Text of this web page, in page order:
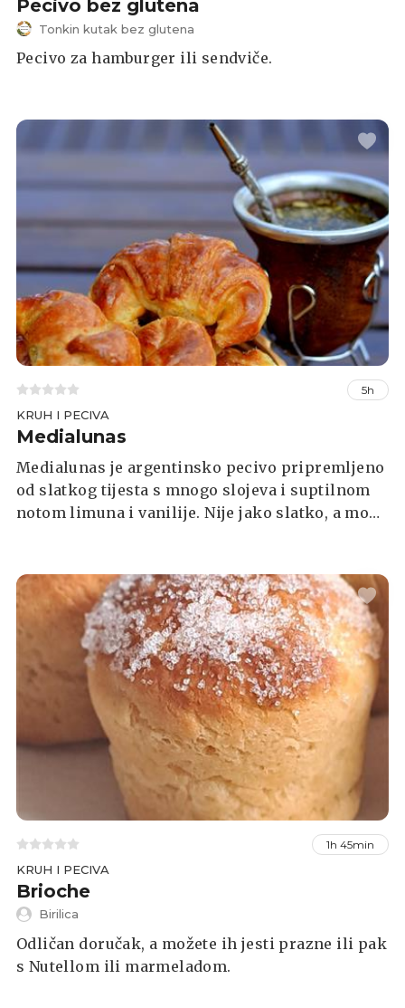
Pecivo bez glutena
Tonkin kutak bez glutena
Pecivo za hamburger ili sendviče.
5h
KRUH I PECIVA
Medialunas
Medialunas je argentinsko pecivo pripremljeno
od slatkog tijesta s mnogo slojeva i suptilnom
notom limuna i vanilije. Nije jako slatko, a može
1h 45min
KRUH I PECIVA
Brioche
Birilica
Odličan doručak, a možete ih jesti prazne ili pak
s Nutellom ili marmeladom.